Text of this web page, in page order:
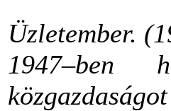
Üzletember.
1947–ben